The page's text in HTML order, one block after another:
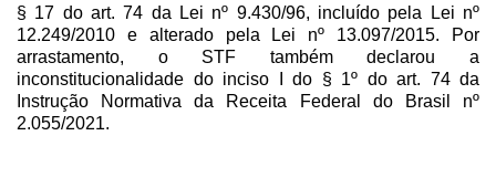
§ 17 do art. 74 da Lei nº 9.430/96, incluído pela Lei nº
12.249/2010 e alterado pela Lei nº 13.097/2015. Por
arrastamento, o STF também declarou a
inconstitucionalidade do inciso I do § 1º do art. 74 da
Instrução Normativa da Receita Federal do Brasil nº
2.055/2021.